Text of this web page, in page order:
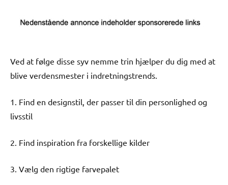
Ved at følge disse syv nemme trin hjælper du dig med at
blive verdensmester i indretningstrends.
1. Find en designstil, der passer til din personlighed og
livsstil
2. Find inspiration fra forskellige kilder
3. Vælg den rigtige farvepalet